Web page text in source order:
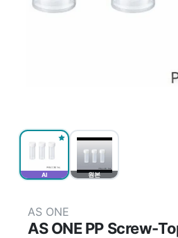
AI 원본
AS ONE
AS ONE PP Screw-